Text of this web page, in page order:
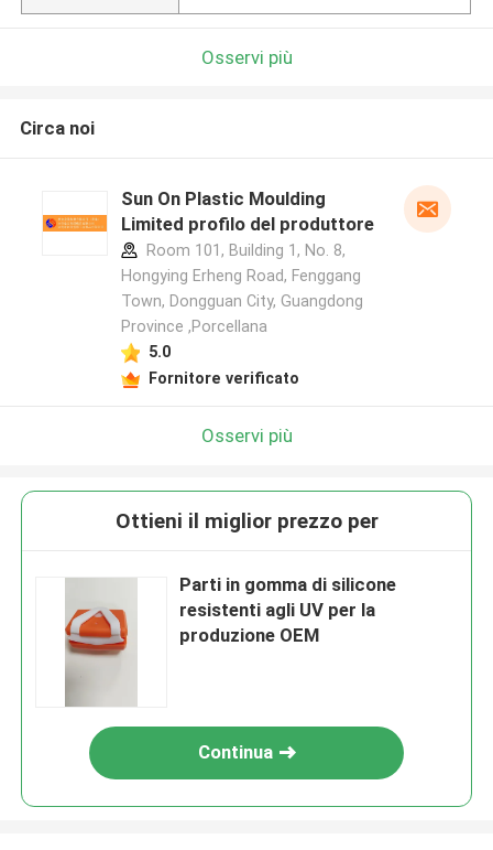
Osservi più
Circa noi
Sun On Plastic Moulding
Limited profilo del produttore
Room 101, Building 1, No. 8,
Hongying Erheng Road, Fenggang
Town, Dongguan City, Guangdong
Province ,Porcellana
5.0
Fornitore verificato
Osservi più
Ottieni il miglior prezzo per
Parti in gomma di silicone
resistenti agli UV per la
produzione OEM
Continua